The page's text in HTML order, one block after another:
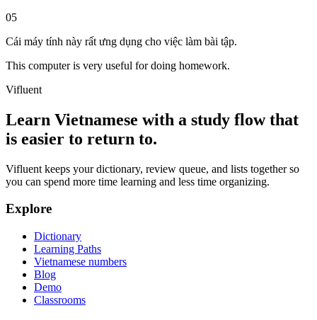
05
Cái máy tính này rất ưng dụng cho việc làm bài tập.
This computer is very useful for doing homework.
Vifluent
Learn Vietnamese with a study flow that
is easier to return to.
Vifluent keeps your dictionary, review queue, and lists together so
you can spend more time learning and less time organizing.
Explore
Dictionary
Learning Paths
Vietnamese numbers
Blog
Demo
Classrooms